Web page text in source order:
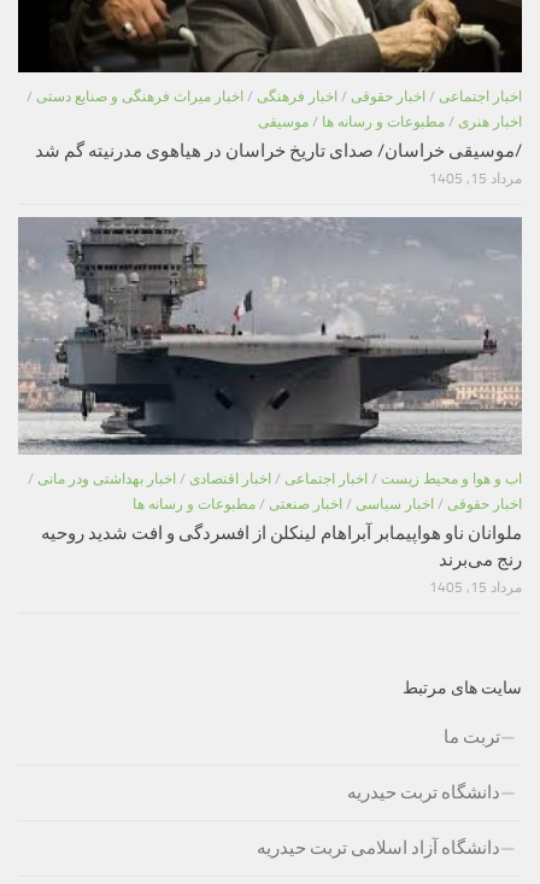
اخبار اجتماعی / اخبار حقوقی / اخبار فرهنگی / اخبار میراث فرهنگی و صنایع دستی /
اخبار هنری / مطبوعات و رسانه ها / موسیقی
/موسیقی خراسان/ صدای تاریخ خراسان در هیاهوی مدرنیته گم شد
مرداد 15, 1405
اب و هوا و محیط زیست / اخبار اجتماعی / اخبار اقتصادی / اخبار بهداشتی ودر مانی /
اخبار حقوقی / اخبار سیاسی / اخبار صنعتی / مطبوعات و رسانه ها
ملوانان ناو هواپیمابر آبراهام لینکلن از افسردگی و افت شدید روحیه
رنج می‌برند
مرداد 15, 1405
سایت های مرتبط
تربت ما
دانشگاه تربت حیدریه
دانشگاه آزاد اسلامی تربت حیدریه